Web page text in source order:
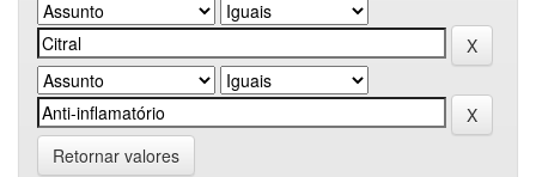
Retornar valores